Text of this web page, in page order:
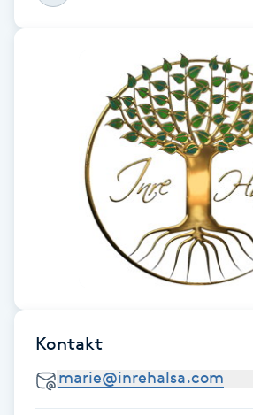
Faceliftmassage
Fet hårbotten
Fettreducering
Fillers
Fotmassage
Kontakt